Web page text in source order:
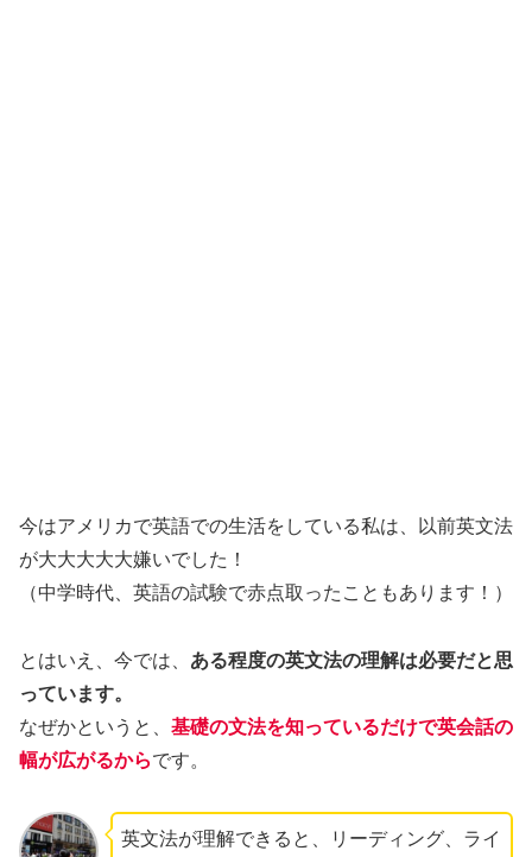
今はアメリカで英語での生活をしている私は、以前英文法
が大大大大大嫌いでした！
（中学時代、英語の試験で赤点取ったこともあります！）
とはいえ、 今では、 ある程度の英文法の理解は必要だと思
っています。
なぜかというと、 基礎の文法を知っているだけで英会話の
幅が広がるからです。
英文法が理解できると、リーディング、ライ